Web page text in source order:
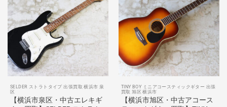
SELDER ストラトタイプ 出張買取 横浜市 泉
区
【横浜市泉区・中古エレキギ
TINY BOY ミニアコースティックギター 出張
買取 旭区 横浜市
【横浜市旭区・中古アコース